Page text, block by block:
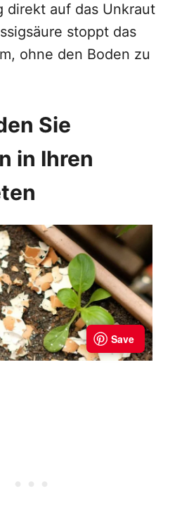
direkt auf das Unkraut
stoppt das
ohne den Boden zu
Sie
in Ihren